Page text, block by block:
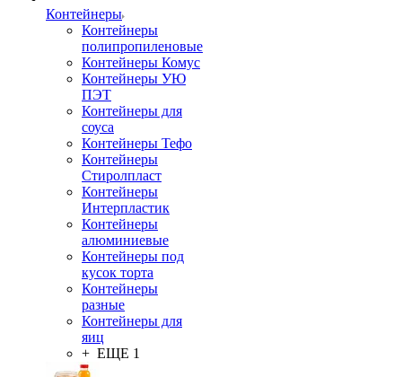
Контейнеры
Контейнеры
полипропиленовые
Контейнеры Комус
Контейнеры УЮ
ПЭТ
Контейнеры для
соуса
Контейнеры Тефо
Контейнеры
Стиролпласт
Контейнеры
Интерпластик
Контейнеры
алюминиевые
Контейнеры под
кусок торта
Контейнеры
разные
Контейнеры для
яиц
+ ЕЩЕ 1